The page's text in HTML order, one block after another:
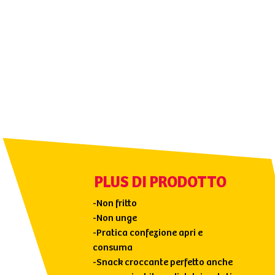
PLUS DI PRODOTTO
-Non fritto
-Non unge
-Pratica confezione apri e
consuma
-Snack croccante perfetto anche